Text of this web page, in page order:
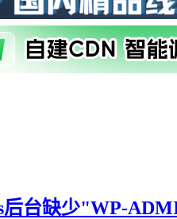
后台缺少"WP-